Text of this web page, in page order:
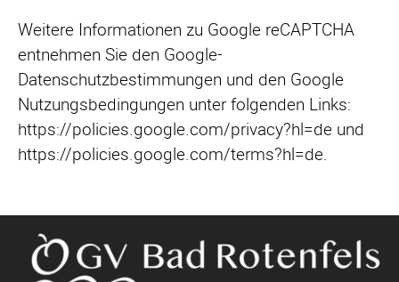
Weitere Informationen zu Google reCAPTCHA
entnehmen Sie den Google-
Datenschutzbestimmungen und den Google
Nutzungsbedingungen unter folgenden Links:
https://policies.google.com/privacy?hl=de und
https://policies.google.com/terms?hl=de.